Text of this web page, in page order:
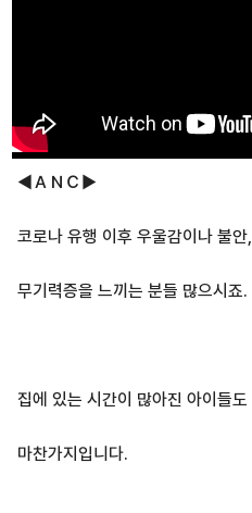
◀ＡＮＣ▶
코로나 유행 이후 우울감이나 불안,
무기력증을 느끼는 분들 많으시죠.
집에 있는 시간이 많아진 아이들도
마찬가지입니다.